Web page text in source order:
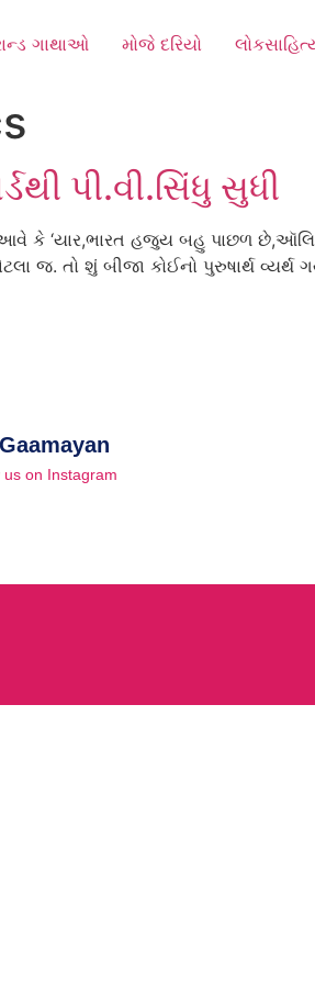
ગાથાઓ મોજે દરિયો
પી.વી.સિંધુ સુધી
‘યાર,ભારત હજુય બહુ પાછળ
તો શું બીજા કોઈનો પુરુષાર્થ વ્યર્થ
Gaamayan
us on Instagram